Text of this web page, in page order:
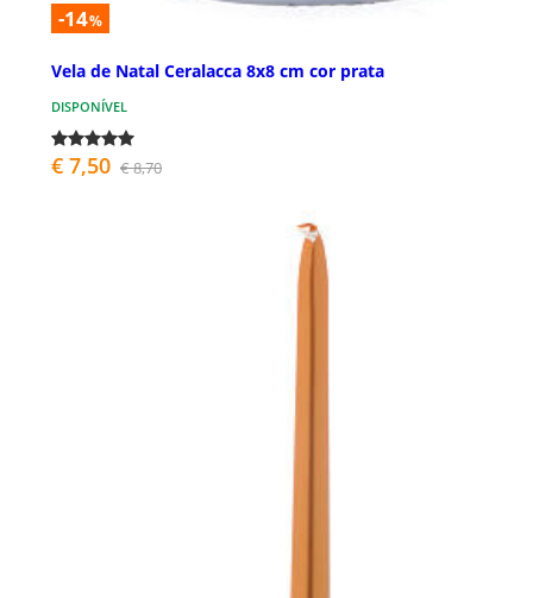
-14%
Vela de Natal Ceralacca 8x8 cm cor prata
DISPONÍVEL
€ 7,50 € 8,70